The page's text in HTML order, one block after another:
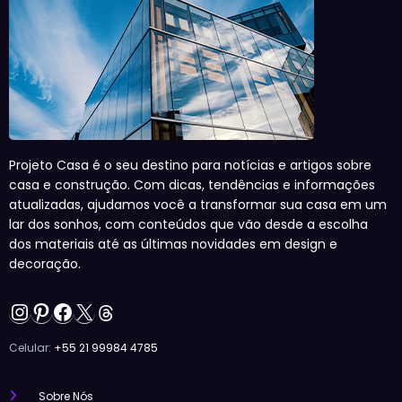
Projeto Casa é o seu destino para notícias e artigos sobre
casa e construção. Com dicas, tendências e informações
atualizadas, ajudamos você a transformar sua casa em um
lar dos sonhos, com conteúdos que vão desde a escolha
dos materiais até as últimas novidades em design e
decoração.
Instagram
Pinterest
Facebook
X Threads
Celular: +55 21 99984 4785
Sobre Nós